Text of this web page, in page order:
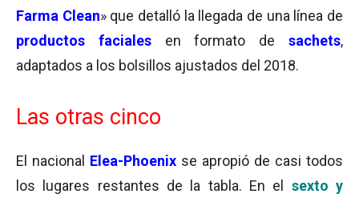
Farma Clean» que detalló la llegada de una línea de
productos facialesen formato desachets,
adaptados a los bolsillos ajustados del 2018.
Las otras cinco
El nacional Elea-Phoenix se apropió de casi todos
los lugares restantes de la tabla. En el sexto y